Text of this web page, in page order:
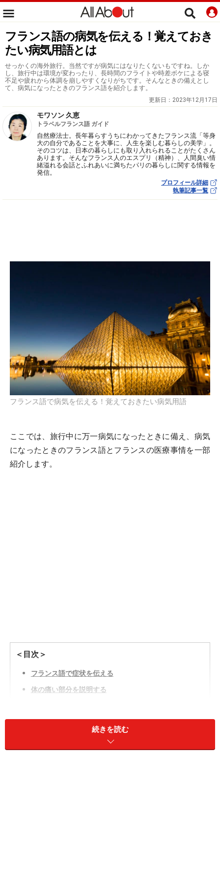
フランス語の病気を伝える！覚えておき
たい病気用語とは
せっかくの海外旅行。当然ですが病気にはなりたくないもですね。しか
し、旅行中は環境が変わったり、長時間のフライトや時差ボケによる寝
不足や疲れから体調を崩しやすくなりがちです。そんなときの備えとし
て、病気になったときのフランス語を紹介します。
更新日： 2023年12月17日
モワソン 久恵
トラベルフランス語 ガイド
自然療法士。長年暮らすうちにわかってきたフランス流「等身
大の自分であることを大事に、人生を楽しむ暮らしの美学」。
そのコツは、日本の暮らしにも取り入れられることがたくさん
あります。そんなフランス人のエスプリ（精神）、人間臭い情
緒溢れる会話とふれあいに満ちたパリの暮らしに関する情報を
発信。
プロフィール詳細
執筆記事一覧
フランス語で病気を伝える！覚えておきたい病気用語
ここでは、旅行中に万一病気になったときに備え、病気
になったときのフランス語とフランスの医療事情を一部
紹介します。
＜目次＞
フランス語で症状を伝える
体の痛い部分を説明する
続きを読む